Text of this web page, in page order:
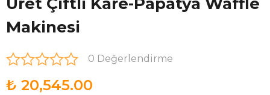
Makinesi
0 Değerlendirme
₺ 20,545.00